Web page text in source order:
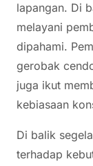
lapangan. Di
melayani
dipahami.
gerobak
juga ikut
kebiasaan
Di balik
terhadap